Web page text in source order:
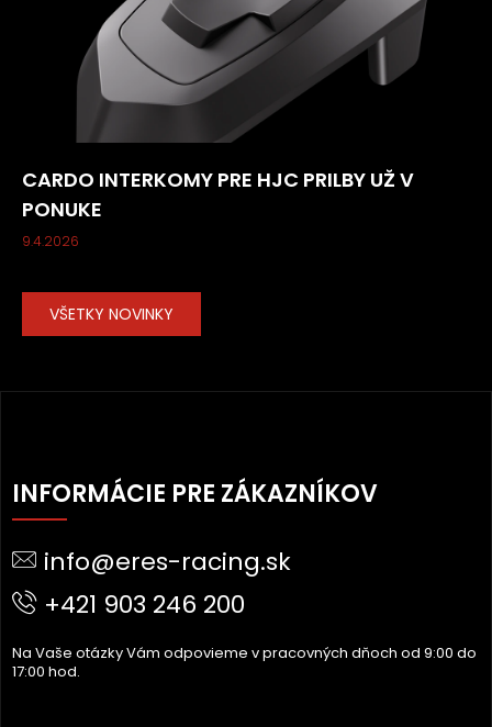
CARDO INTERKOMY PRE HJC PRILBY UŽ V
PONUKE
9.4.2026
VŠETKY NOVINKY
Á
P
T
INFORMÁCIE PRE ZÁKAZNÍKOV
info@eres-racing.sk
+421 903 246 200
Na Vaše otázky Vám odpovieme v pracovných dňoch od 9:00 do
17:00 hod.